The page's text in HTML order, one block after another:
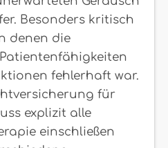
Besonders kritisch
denen die
fehlerhaft war.
für
explizit alle
einschließen